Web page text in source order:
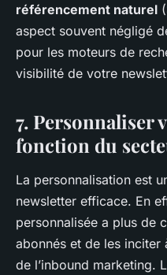
référencement naturel
aspect souvent négligé
pour les moteurs de
visibilité de votre
7. Personnaliser
fonction du
La personnalisation est
newsletter efficace. En
personnalisée a plus de
abonnés et de les inciter
de l’inbound marketing.